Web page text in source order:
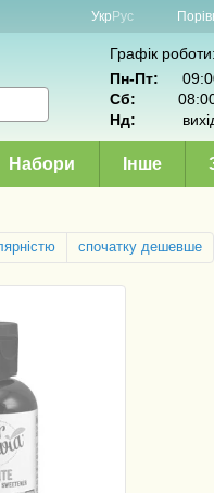
Укр Рус
Графік роботи:
Пн-Пт:
Сб:
Нд:
Набори Інше
спочатку дешевше